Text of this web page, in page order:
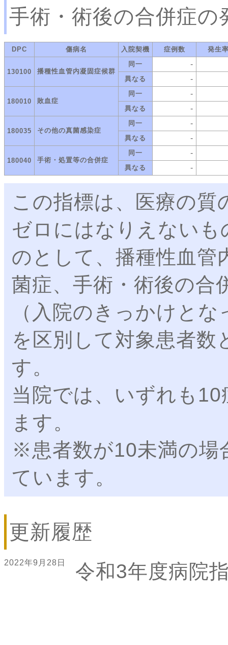
手術・術後の合併症の
DPC 傷病名 入院契機 症例数 発生
130100 播種性血管内凝固症候群
同一 -
異なる -
180010 敗血症
同一 -
異なる -
180035 その他の真菌感染症
同一 -
異なる -
180040 手術・処置等の合併症
同一 -
異なる -
この指標は、医療の質
ゼロにはなりえない
のとして、播種性血管
菌症、手術・術後の合
（入院のきっかけと
を区別して対象患者数
す。
当院では、いずれも
ます。
※患者数が10未満の場
ています。
更新履歴
2022年9月28日 令和3年度病院